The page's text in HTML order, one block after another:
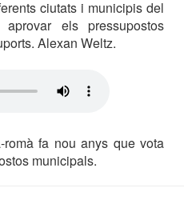
ciutats i municipis del
els pressupostos
Alexan Weltz.
fa nou anys que vota
municipals.